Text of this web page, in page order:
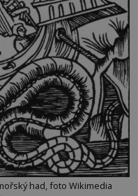
had, foto Wikimedia